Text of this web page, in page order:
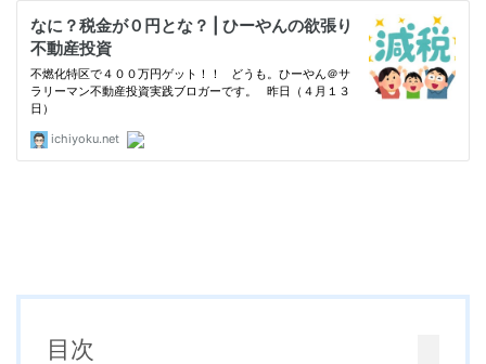
目次